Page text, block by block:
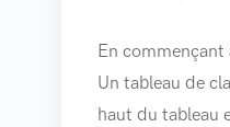
En commençant
Un tableau de
haut du tableau